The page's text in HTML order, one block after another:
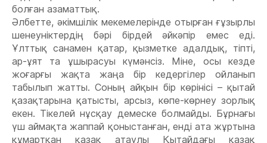
болған азаматтық.
Əлбетте, əкімшілік мекемелерінде отырған ғұзырлы
шенеуніктердің бəрі бірдей əйкəпір емес еді.
Ұлттық санамен қатар, қызметке адалдық, тіпті,
ар-ұят та ұшырасуы күмəнсіз. Міне, осы кезде
жоғарғы жақта жаңа бір кедергілер ойланып
табылып жатты. Соның айқын бір көрінісі – қытай
қазақтарына қатысты, арсыз, көпе-көрнеу зорлық
екен. Тікелей нұсқау демеске болмайды. Бұрнағы
үш аймақта жаппай қоныстанған, енді ата жұртына
құмартқан қазақ атаулы Қытайдағы қазақ